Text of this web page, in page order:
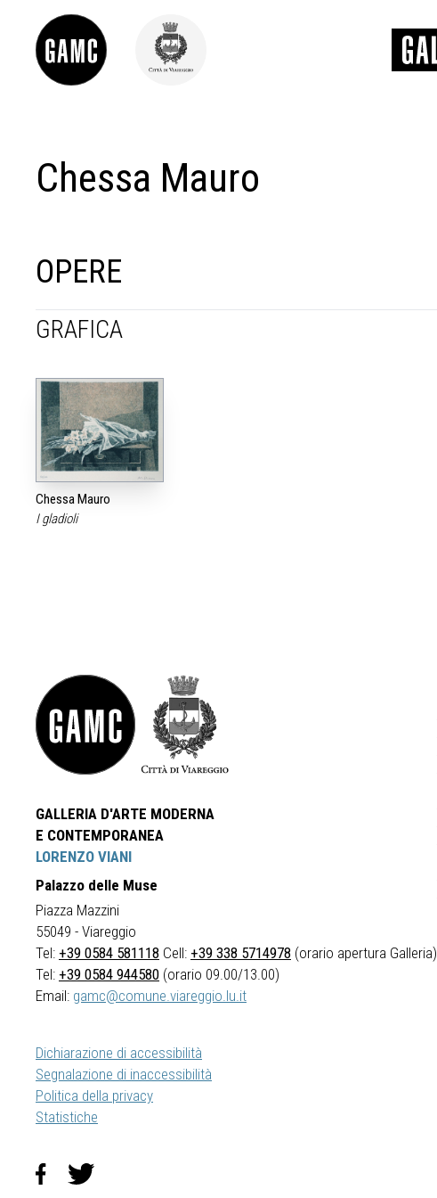
INFO
CONTATTI
Chessa Mauro
OPERE
GRAFICA
Chessa Mauro
I gladioli
GALLERIA D'ARTE MODERNA
E CONTEMPORANEA
LORENZO VIANI
Palazzo delle Muse
Piazza Mazzini
55049 - Viareggio
Tel: +39 0584 581118 Cell: +39 338 5714978 (orario apertura Galleria)
Tel: +39 0584 944580 (orario 09.00/13.00)
Email: gamc@comune.viareggio.lu.it
Dichiarazione di accessibilità
Segnalazione di inaccessibilità
Politica della privacy
Statistiche